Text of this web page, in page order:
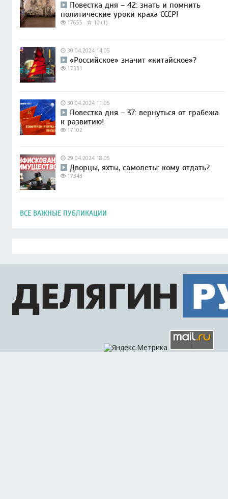
Повестка дня – 42: знать и помнить
политические уроки краха СССР!
17655 10 (1)
30.04.2024 14:05
«Российское» значит «китайское»?
17331
30.04.2024 11:05
Повестка дня – 37: вернуться от грабежа
к развитию!
17102
29.04.2024 18:05
Дворцы, яхты, самолеты: кому отдать?
17343
ВСЕ ВАЖНЫЕ ПУБЛИКАЦИИ